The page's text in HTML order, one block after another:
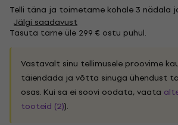
Telli täna ja toimetame kohale 3 nädala
Jälgi saadavust
Tasuta tarne üle 299 € ostu puhul.
Vastavalt sinu tellimusele proovime
täiendada ja võtta sinuga ühendust
osas. Kui sa ei soovi oodata, vaata
tooteid (2)).